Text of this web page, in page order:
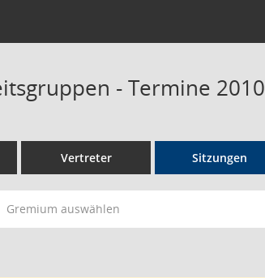
- Termine 2010
Vertreter Sitzungen
Gremium auswählen